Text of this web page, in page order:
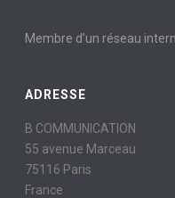
Membre d’un réseau
ADRESSE
B COMMUNICATION
55 avenue Marceau
75116 Paris
France